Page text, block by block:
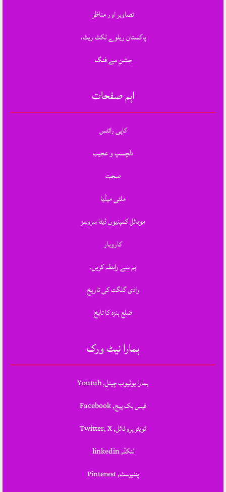
تصاویر اور مناظر
پاکستان ریلوے ٹکٹ ریٹ،
جشنِ مے فنگ
اہم صفحات
کاپی رائٹس
دلچسپ و عجیب
صحت
ملٹی میڈیا
موبائل کمپنیوں ڈیٹا سروسز
کاروبار
ہم سے رابطہ کریں.
وادی گلگت کی تاریخ
ضلع ہنزہ کا تایخ
ہمارا نیٹ ورک
ہمارا یوٹیوب چینل, Youtub
فیس بک پیج, Facebook
ٹویٹر پروفائل, Twitter, X
لنکڈ, linkedin
پنٹیرسٹ, Pinterest